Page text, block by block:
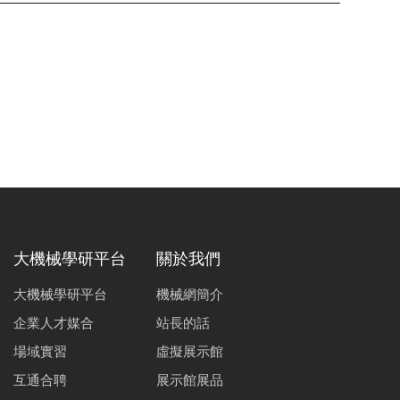
大機械學研平台
大機械學研平台
企業人才媒合
場域實習
互通合聘
關於我們
機械網簡介
站長的話
虛擬展示館
展示館展品